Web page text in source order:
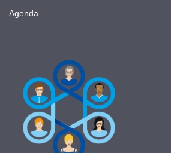
Agenda